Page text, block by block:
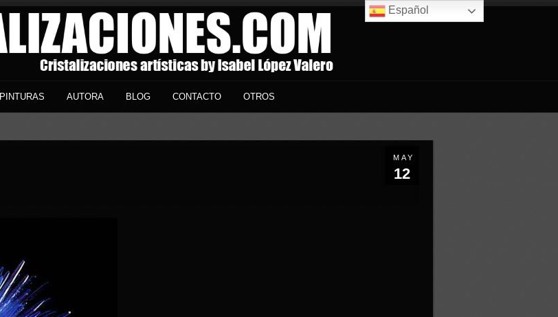
PINTURAS AUTORA BLOG CONTACTO OTROS
MAY
12
Español